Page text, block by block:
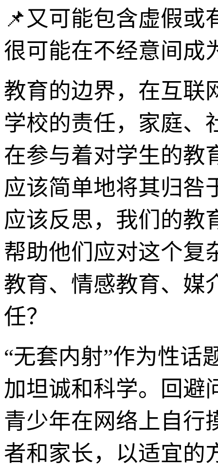
📌又可能包含虚假或
很可能在不经意间成
教育的边界，在互联
学校的责任，家庭、
在参与着对学生的教
应该简单地将其归咎
应该反思，我们的教
帮助他们应对这个复
教育、情感教育、媒
任？
“无套内射”作为性话
加坦诚和科学。回避
青少年在网络上自行
者和家长，以适宜的